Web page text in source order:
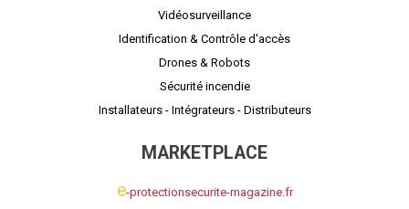
Vidéosurveillance
Identification & Contrôle d'accès
Drones & Robots
Sécurité incendie
Installateurs - Intégrateurs - Distributeurs
MARKETPLACE
e-protectionsecurite-magazine.fr